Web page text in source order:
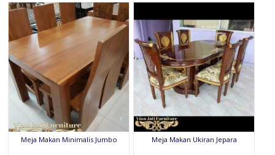
Meja Makan Minimalis Jumbo Meja Makan Ukiran Jepara